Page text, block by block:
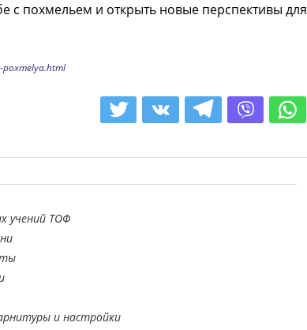
похмельем и открыть новые перспективы для
учений ТОФ
и настройки